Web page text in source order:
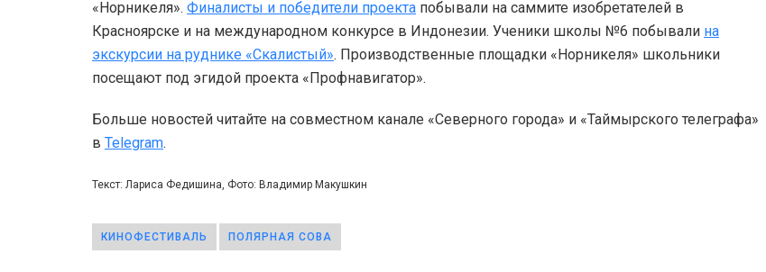
«Норникеля». Финалисты и победители проекта побывали на саммите изобретателей в
Красноярске и на международном конкурсе в Индонезии. Ученики школы №6 побывали на
экскурсии на руднике «Скалистый». Производственные площадки «Норникеля» школьники
посещают под эгидой проекта «Профнавигатор».
Больше новостей читайте на совместном канале «Северного города» и «Таймырского телеграфа»
в Telegram.
Текст: Лариса Федишина, Фото: Владимир Макушкин
КИНОФЕСТИВАЛЬ ПОЛЯРНАЯ СОВА